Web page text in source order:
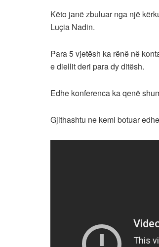
Këto janë zbuluar nga një
Luçia Nadin.
Para 5 vjetësh ka rënë në
e diellit deri para dy ditësh.
Edhe konferenca ka qenë
Gjithashtu ne kemi botuar